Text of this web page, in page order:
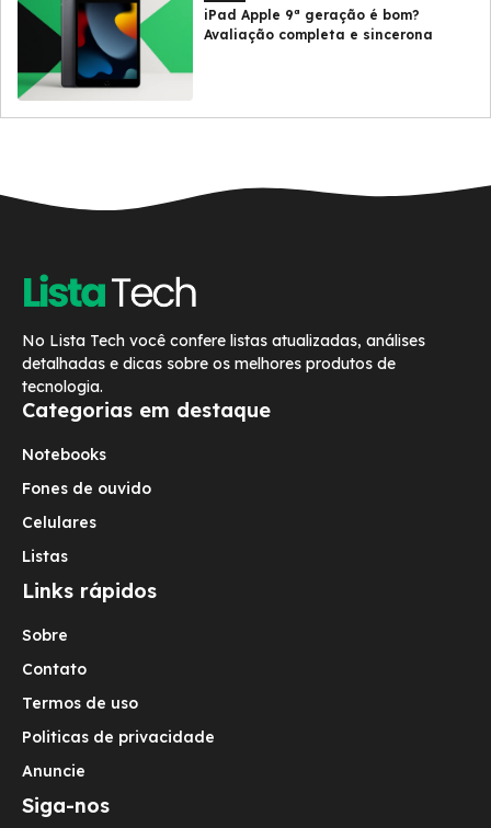
iPad Apple 9ª geração é bom?
Avaliação completa e sincerona
No Lista Tech você confere listas atualizadas, análises
detalhadas e dicas sobre os melhores produtos de
tecnologia.
Categorias em destaque
Notebooks
Fones de ouvido
Celulares
Listas
Links rápidos
Sobre
Contato
Termos de uso
Politicas de privacidade
Anuncie
Siga-nos